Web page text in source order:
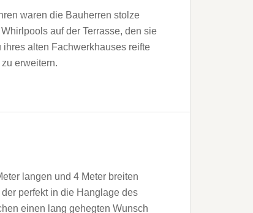
waren die Bauherren stolze
auf der Terrasse, den sie
alten Fachwerkhauses reifte
erweitern.
langen und 4 Meter breiten
perfekt in die Hanglage des
einen lang gehegten Wunsch